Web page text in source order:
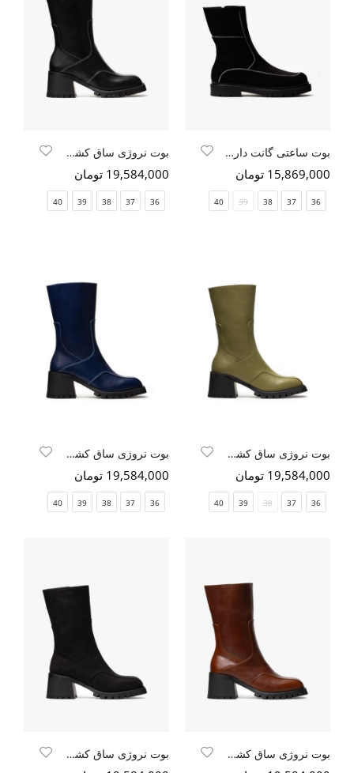
بوت ساعتی گانت دار زیپی مشکی نبوک
15,869,000 تومان
36
37
38
39
40
بوت نروژی ساق کشی زیپدار مشکی سافتی
19,584,000 تومان
36
37
38
39
40
بوت نروژی ساق کشی زیپدار
19,584,000 تومان
36
37
38
39
40
بوت نروژی ساق کشی زیپدار
19,584,000 تومان
36
37
38
39
40
بوت نروژی ساق کشی زیپدار بوت نروژی ساق کشی زیپدار مشکی نبوک